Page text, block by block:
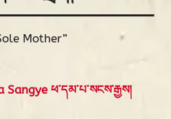
Mother”
Sangye ཕ་དམ་པ་སངས་རྒྱས།